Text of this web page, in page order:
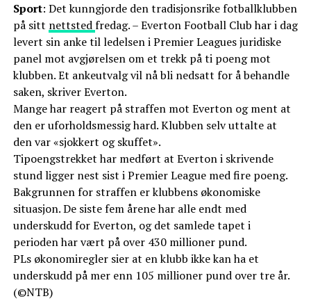
Sport: Det kunngjorde den tradisjonsrike fotballklubben
på sitt nettstedfredag. – Everton Football Club har i dag
levert sin anke til ledelsen i Premier Leagues juridiske
panel mot avgjørelsen om et trekk på ti poeng mot
klubben. Et ankeutvalg vil nå bli nedsatt for å behandle
saken, skriver Everton.
Mange har reagert på straffen mot Everton og ment at
den er uforholdsmessig hard. Klubben selv uttalte at
den var «sjokkert og skuffet».
Tipoengstrekket har medført at Everton i skrivende
stund ligger nest sist i Premier League med fire poeng.
Bakgrunnen for straffen er klubbens økonomiske
situasjon. De siste fem årene har alle endt med
underskudd for Everton, og det samlede tapet i
perioden har vært på over 430 millioner pund.
PLs økonomiregler sier at en klubb ikke kan ha et
underskudd på mer enn 105 millioner pund over tre år.
(©NTB)